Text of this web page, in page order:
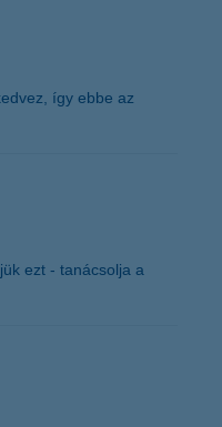
így ebbe az
ezt - tanácsolja a